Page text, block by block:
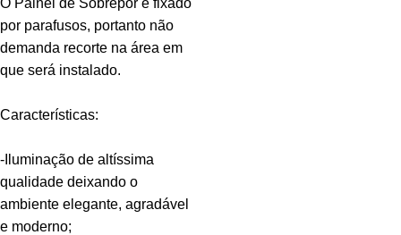
O Painel de Sobrepor é fixado
por parafusos, portanto não
demanda recorte na área em
que será instalado.
Características:
-Iluminação de altíssima
qualidade deixando o
ambiente elegante, agradável
e moderno;